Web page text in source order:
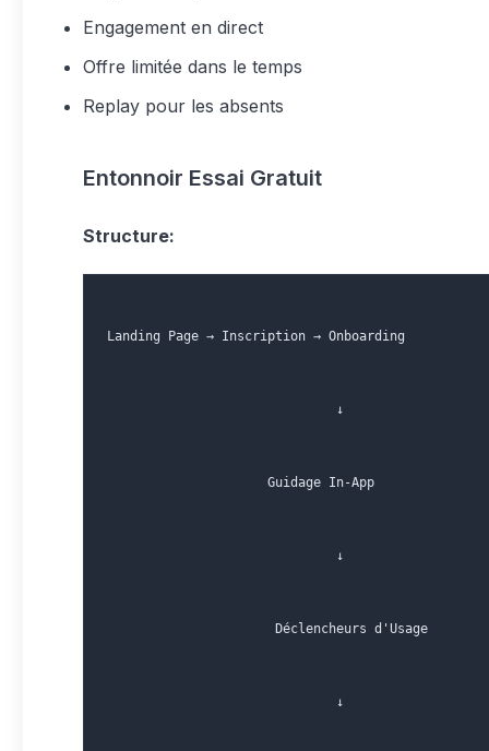
Engagement en direct
Offre limitée dans le temps
Replay pour les absents
Entonnoir Essai Gratuit
Structure:
Landing Page → Inscription → Onboarding
                              ↓
                     Guidage In-App
                              ↓
                      Déclencheurs d'Usage
                              ↓